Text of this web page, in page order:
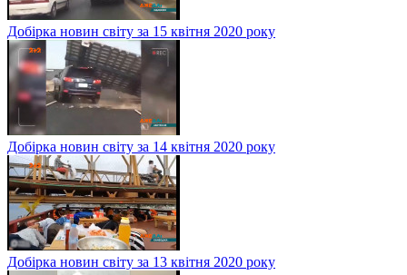
Добірка новин світу за 15 квітня 2020 року
Добірка новин світу за 14 квітня 2020 року
Добірка новин світу за 13 квітня 2020 року